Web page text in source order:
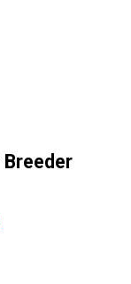
Breeder